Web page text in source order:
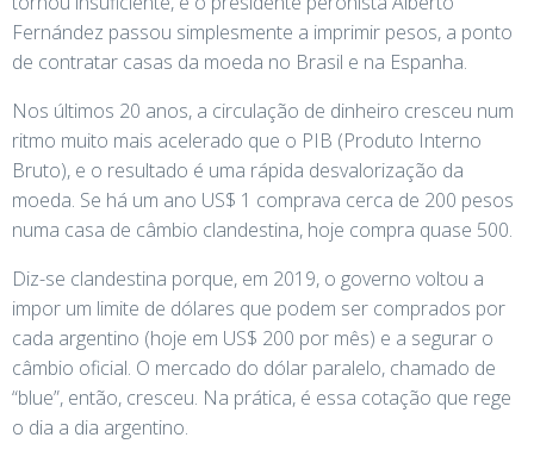
Fernández passou simplesmente a imprimir pesos, a ponto
de contratar casas da moeda no Brasil e na Espanha.
Nos últimos 20 anos, a circulação de dinheiro cresceu num
ritmo muito mais acelerado que o PIB (Produto Interno
Bruto), e o resultado é uma rápida desvalorização da
moeda. Se há um ano US$ 1 comprava cerca de 200 pesos
numa casa de câmbio clandestina, hoje compra quase 500.
Diz-se clandestina porque, em 2019, o governo voltou a
impor um limite de dólares que podem ser comprados por
cada argentino (hoje em US$ 200 por mês) e a segurar o
câmbio oficial. O mercado do dólar paralelo, chamado de
“blue”, então, cresceu. Na prática, é essa cotação que rege
o dia a dia argentino.